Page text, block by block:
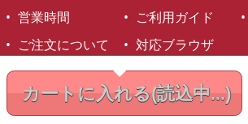
カートに入れる(読込中...)
営業時間
ご利用ガイド
ご注文について
対応ブラウザ
©1999-2026 NARANJA Inc. All